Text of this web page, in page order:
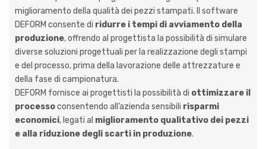
miglioramento della qualità dei pezzi stampati. Il software
DEFORM consente di ridurre i tempi di avviamento della
produzione, offrendo al progettista la possibilità di simulare
diverse soluzioni progettuali per la realizzazione degli stampi
e del processo, prima della lavorazione delle attrezzature e
della fase di campionatura.
DEFORM fornisce ai progettisti la possibilità di ottimizzare il
processoconsentendo all’azienda sensibili risparmi
economici, legati al miglioramento qualitativo dei pezzi
e alla riduzione degli scarti in produzione.